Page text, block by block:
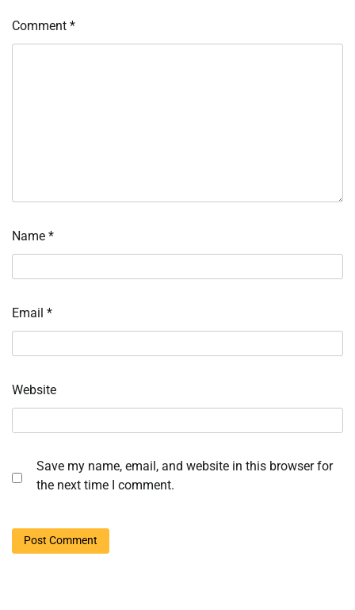
Comment *
Name *
Email *
Website
Save my name, email, and website in this browser for
the next time I comment.